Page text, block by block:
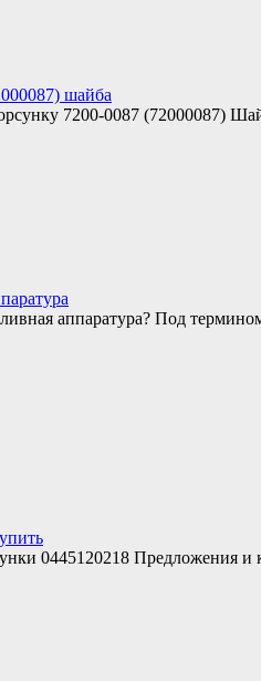
шайба
7200-0087 (72000087)
аппаратура? Под
0445120218 Предложения и